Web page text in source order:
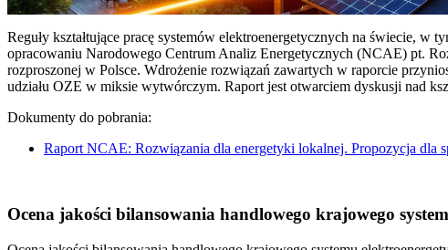
Reguły kształtujące pracę systemów elektroenergetycznych na świecie,
opracowaniu Narodowego Centrum Analiz Energetycznych (NCAE) pt.
rozproszonej w Polsce. Wdrożenie rozwiązań zawartych w raporcie
udziału OZE w miksie wytwórczym. Raport jest otwarciem dyskusji nad
Dokumenty do pobrania:
Raport NCAE: Rozwiązania dla energetyki lokalnej. Propozycja dla
Ocena jakości bilansowania handlowego krajowego